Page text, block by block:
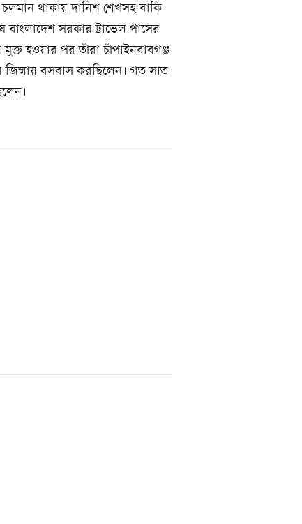
থাকায় দানিশ শেখসহ বাকি
বাংলাদেশ সরকার ট্রাভেল পাসের
হওয়ার পর তাঁরা চাঁপাইনবাবগঞ্জ
জিম্মায় বসবাস করছিলেন। গত সাত